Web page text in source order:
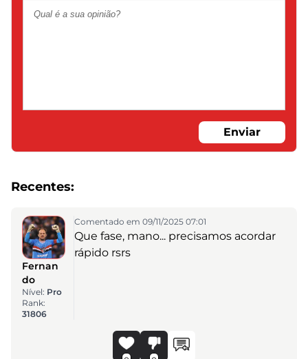
Enviar
Recentes:
Fernan
do
Nível: Pro
Rank:
31806
Comentado em 09/11/2025 07:01
Que fase, mano... precisamos acordar
rápido rsrs